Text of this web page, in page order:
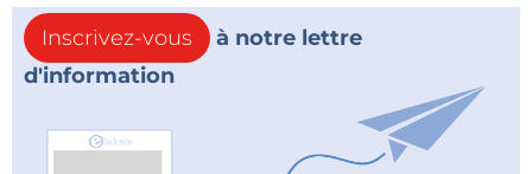
Inscrivez-vous
à notre lettre
d'information